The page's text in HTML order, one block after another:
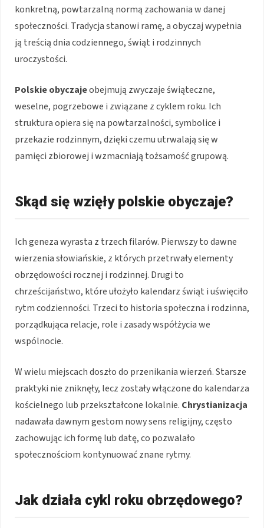
konkretną, powtarzalną normą zachowania w danej
społeczności. Tradycja stanowi ramę, a obyczaj wypełnia
ją treścią dnia codziennego, świąt i rodzinnych
uroczystości.
Polskie obyczajeobejmują zwyczaje świąteczne,
weselne, pogrzebowe i związane z cyklem roku. Ich
struktura opiera się na powtarzalności, symbolice i
przekazie rodzinnym, dzięki czemu utrwalają się w
pamięci zbiorowej i wzmacniają tożsamość grupową.
Skąd się wzięły polskie obyczaje?
Ich geneza wyrasta z trzech filarów. Pierwszy to dawne
wierzenia słowiańskie, z których przetrwały elementy
obrzędowości rocznej i rodzinnej. Drugi to
chrześcijaństwo, które ułożyło kalendarz świąt i uświęciło
rytm codzienności. Trzeci to historia społeczna i rodzinna,
porządkująca relacje, role i zasady współżycia we
wspólnocie.
W wielu miejscach doszło do przenikania wierzeń. Starsze
praktyki nie zniknęły, lecz zostały włączone do kalendarza
kościelnego lub przekształcone lokalnie. Chrystianizacja
nadawała dawnym gestom nowy sens religijny, często
zachowując ich formę lub datę, co pozwalało
społecznościom kontynuować znane rytmy.
Jak działa cykl roku obrzędowego?